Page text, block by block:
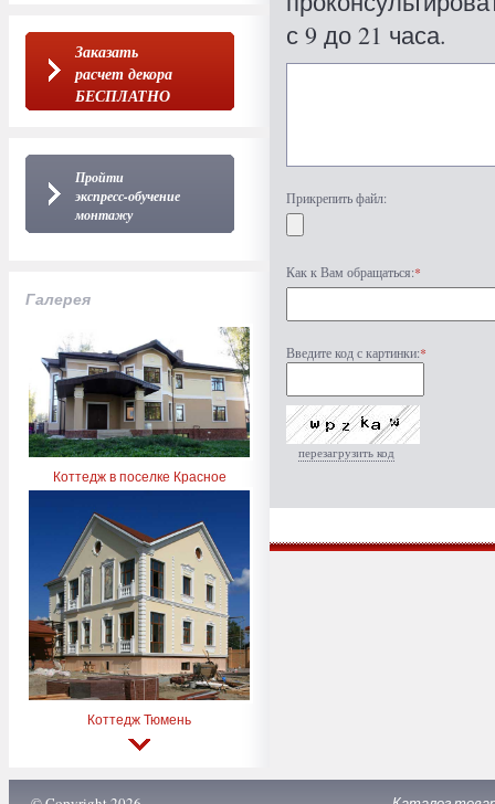
Заказать
расчет декора
БЕСПЛАТНО
Пройти
экспресс-обучение
монтажу
Галерея
Коттедж в поселке Красное
Коттедж Тюмень
с 9 до 21 часа.
Прикрепить файл:
Как к Вам обращаться:*
Введите код с картинки:*
перезагрузить код